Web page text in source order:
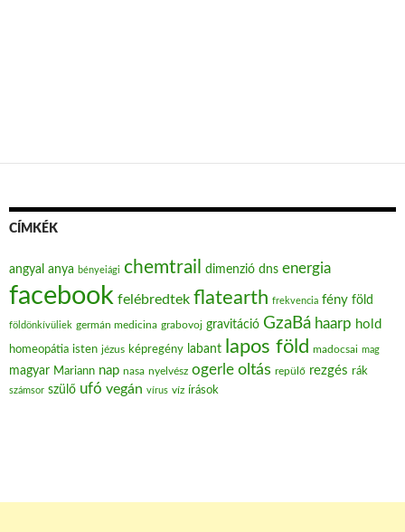
CÍMKÉK
angyal anya bényeiági chemtrail dimenzió dns energia
facebook felébredtek flatearth frekvencia fény föld
földönkívüliek germán medicina grabovoj gravitáció GzaBá haarp hold
homeopátia isten jézus képregény labant lapos föld madocsai mag
magyar Mariann nap nasa nyelvész ogerle oltás repülő rezgés rák
számsor szülő ufó vegán vírus víz írások